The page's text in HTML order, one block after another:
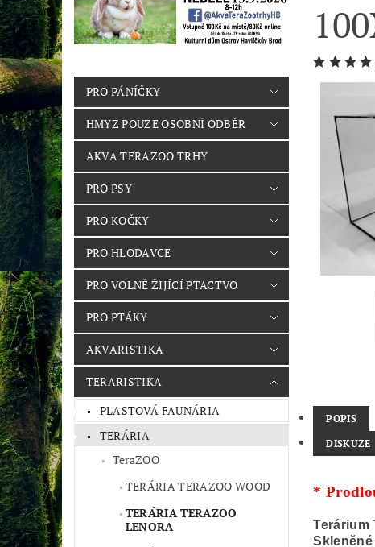
PRO PÁNÍČKY
HMYZ POUZE OSOBNÍ ODBĚR
AKVA TERAZOO TRHY
PRO PSY
PRO KOČKY
PRO HLODAVCE
PRO VOLNĚ ŽIJÍCÍ PTACTVO
PRO PTÁKY
AKVARISTIKA
TERARISTIKA
PLASTOVÁ FAUNÁRIA
TERÁRIA
TeraZOO
TERÁRIA TERAZOO WOOD
TERÁRIA TERAZOO
LENORA
POPIS
DISKUZE
*
Terárium